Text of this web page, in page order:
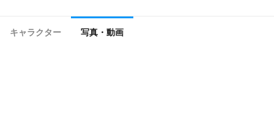
キャラクター 写真・動画